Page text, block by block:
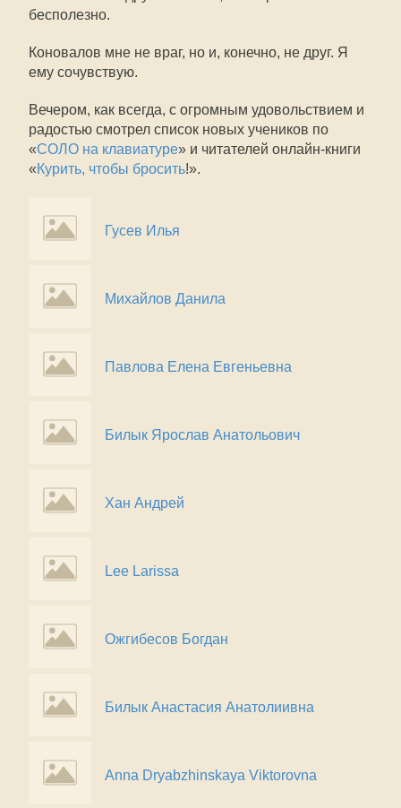
бесполезно.
Коновалов мне не враг, но и, конечно, не друг. Я
ему сочувствую.
Вечером, как всегда, с огромным удовольствием и
радостью смотрел список новых учеников по
«СОЛО на клавиатуре» и читателей онлайн-книги
«Курить, чтобы бросить!».
Гусев Илья
Михайлов Данила
Павлова Елена Евгеньевна
Билык Ярослав Анатольович
Хан Андрей
Lee Larissa
Ожгибесов Богдан
Билык Анастасия Анатолиивна
Anna Dryabzhinskaya Viktorovna